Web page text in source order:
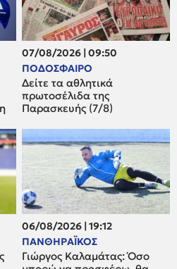
07/08/2026 | 09:50
ΠΟΔΟΣΦΑΙΡΟ
Δείτε τα αθλητικά
πρωτοσέλιδα της
Παρασκευής (7/8)
06/08/2026 | 19:12
ΠΑΝΘΗΡΑΪΚΟΣ
Γιώργος Καλαμάτας: Όσο